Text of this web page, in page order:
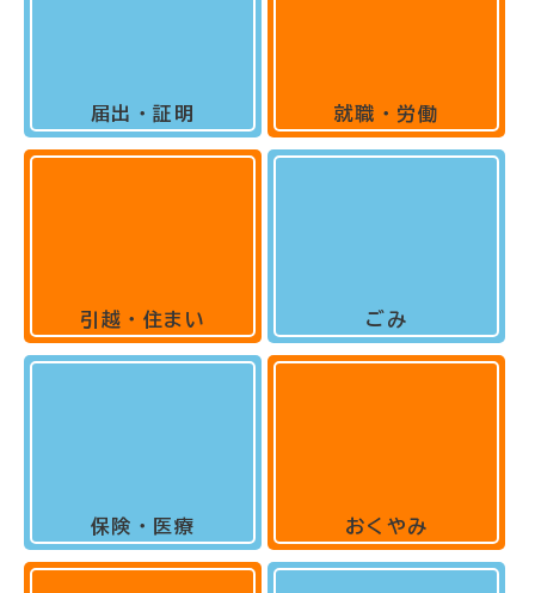
届出・証明
引越・住まい
保険・医療
就職・労働
ごみ
おくやみ